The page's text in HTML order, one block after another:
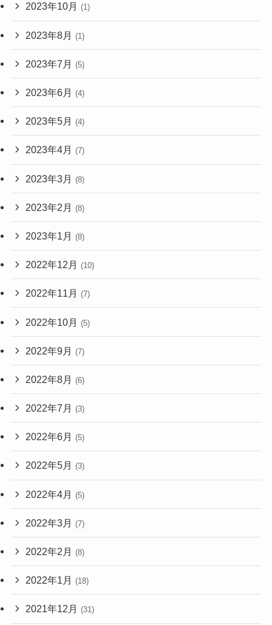
2023年10月 (1)
2023年8月 (1)
2023年7月 (5)
2023年6月 (4)
2023年5月 (4)
2023年4月 (7)
2023年3月 (8)
2023年2月 (8)
2023年1月 (8)
2022年12月 (10)
2022年11月 (7)
2022年10月 (5)
2022年9月 (7)
2022年8月 (6)
2022年7月 (3)
2022年6月 (5)
2022年5月 (3)
2022年4月 (5)
2022年3月 (7)
2022年2月 (8)
2022年1月 (18)
2021年12月 (31)